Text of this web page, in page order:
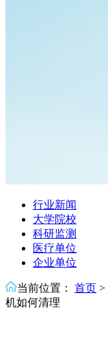
行业新闻
大学院校
科研监测
医疗单位
企业单位
当前位置： 首页 >
机如何清理